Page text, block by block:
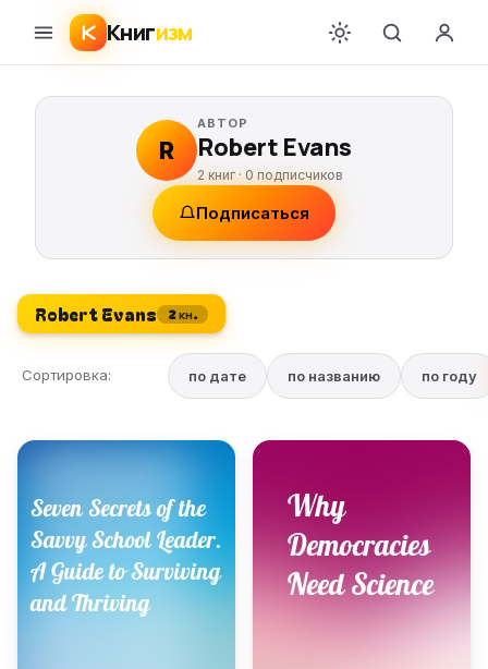
Книгизм
R
АВТОР
Robert Evans
2 книг ·0 подписчиков
Подписаться
Robert Evans 2 кн.
Сортировка: по дате по названию по году